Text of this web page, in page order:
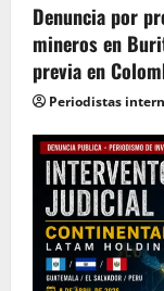
Denuncia por
mineros en
previa en
Periodistas